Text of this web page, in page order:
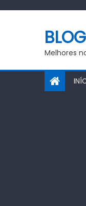
Melhores